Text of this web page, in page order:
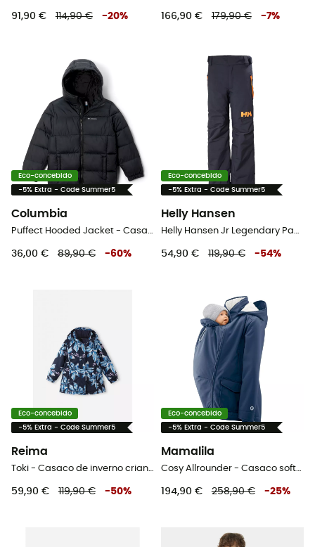
91,90 € 114,90 € -20% 166,90 € 179,90 € -7%
Eco-concebido
-5% Extra - Code Summer5
Columbia
Puffect Hooded Jacket - Casaco penas criança
36,00 € 89,90 € -60%
Eco-concebido
-5% Extra - Code Summer5
Helly Hansen
Helly Hansen Jr Legendary Pant - Calça ski criança
54,90 € 119,90 € -54%
Eco-concebido
-5% Extra - Code Summer5
Reima
Toki - Casaco de inverno criança
59,90 € 119,90 € -50%
Eco-concebido
-5% Extra - Code Summer5
Mamalila
Cosy Allrounder - Casaco softshell mulher
194,90 € 258,90 € -25%